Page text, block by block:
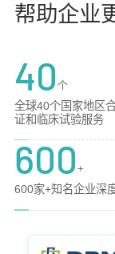
帮助企业
40 个
全球40个国家地区
证和临床试验服务
600 +
600家+知名企业深